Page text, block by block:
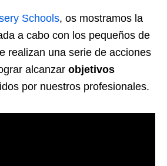
Schools, os mostramos la
a cabo con los pequeños de
realizan una serie de acciones
alcanzar objetivos
por nuestros profesionales.